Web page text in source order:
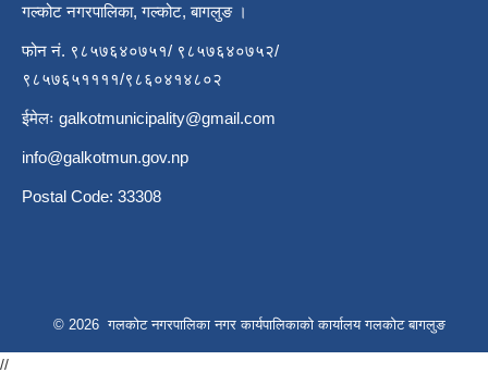
गल्कोट नगरपालिका, गल्कोट, बागलुङ ।
फोन नं. ९८५७६४०७५१/ ९८५७६४०७५२/
९८५७६५११११/९८६०४१४८०२
ईमेलः galkotmunicipality@gmail.com
info@galkotmun.gov.np
Postal Code: 33308
© 2026 गलकोट नगरपालिका नगर कार्यपालिकाको कार्यालय गलकोट बागलुङ
//